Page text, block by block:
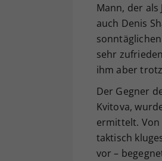
Mann, der
auch Denis
sehr
ihm aber
Der Gegner
Kvitova,
ermittelt. Von
taktisch
vor –